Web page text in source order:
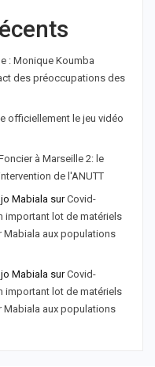
: Monique Koumba
des préoccupations des
officiellement le jeu vidéo
à Marseille 2: le
de l'ANUTT
Mabiala surCovid-
important lot de matériels
Mabiala aux populations
Mabiala surCovid-
important lot de matériels
Mabiala aux populations